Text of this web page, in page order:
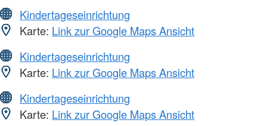
Kindertageseinrichtung
Karte: Link zur Google Maps Ansicht
Kindertageseinrichtung
Karte: Link zur Google Maps Ansicht
Kindertageseinrichtung
Karte: Link zur Google Maps Ansicht